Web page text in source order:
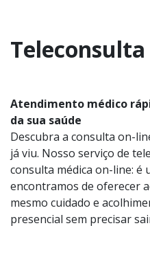
Teleconsulta
Atendimento médico
da sua saúde
Descubra a consulta on-
já viu. Nosso serviço de
consulta médica on-line: é
encontramos de oferecer
mesmo cuidado e
presencial sem precisar